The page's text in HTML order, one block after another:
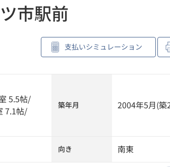
市駅前
支払いシミュレーション
5.5帖/
7.1帖/
築年月 2004年5月(築
向き 南東